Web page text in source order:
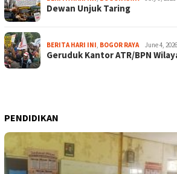
Dewan Unjuk Taring
BERITA HARI INI, BOGOR RAYA June 4, 2026
Geruduk Kantor ATR/BPN
PENDIDIKAN